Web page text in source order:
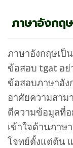
ภาษาอังกฤ
ภาษาอังกฤษเป็
ข้อสอบ tgat อย่
ข้อสอบภาษาอัง
อาศัยความสาม
ตีความข้อมูลที่
เข้าใจด้านภาษ
โจทย์ตั้งแต่ต้น